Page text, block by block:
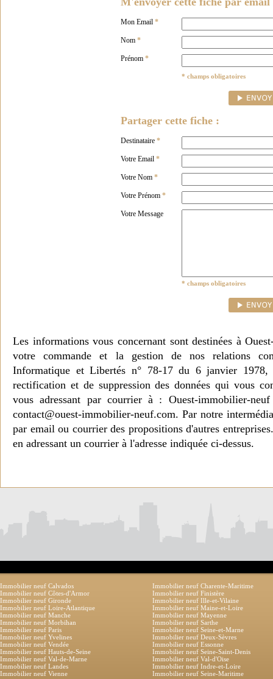
Mon Email *
Nom *
Prénom *
* champs obligatoires
Partager cette fiche :
Destinataire *
Votre Email *
Votre Nom *
Votre Prénom *
Votre Message
* champs obligatoires
Les informations vous concernant sont destinées à
votre commande et la gestion de nos relations
Informatique et Libertés n° 78-17 du 6 janvier 1978,
rectification et de suppression des données qui vous
vous adressant par courrier à : Ouest-immobilier-
contact@ouest-immobilier-neuf.com. Par notre
par email ou courrier des propositions d'autres
en adressant un courrier à l'adresse indiquée ci-dessus.
Immobilier neuf Calvados
Immobilier neuf Charente-Maritime
Immobilier neuf Côtes-d'Armor
Immobilier neuf Finistère
Immobilier neuf Gironde
Immobilier neuf Ille-et-Vilaine
Immobilier neuf Loire-Atlantique
Immobilier neuf Maine-et-Loire
Immobilier neuf Manche
Immobilier neuf Mayenne
Immobilier neuf Morbihan
Immobilier neuf Sarthe
Immobilier neuf Paris
Immobilier neuf Seine-et-Marne
Immobilier neuf Yvelines
Immobilier neuf Deux-Sèvres
Immobilier neuf Vendée
Immobilier neuf Essonne
Immobilier neuf Hauts-de-Seine
Immobilier neuf Seine-Saint-Denis
Immobilier neuf Val-de-Marne
Immobilier neuf Val-d'Oise
Immobilier neuf Landes
Immobilier neuf Indre-et-Loire
Immobilier neuf Vienne
Immobilier neuf Seine-Maritime